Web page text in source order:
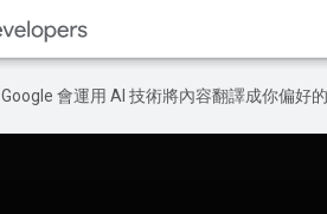
Google 會運用 AI 技術將內容翻譯成你偏好